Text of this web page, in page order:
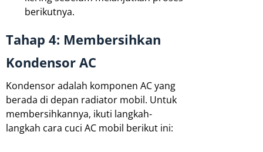
berikutnya.
Tahap 4: Membersihkan
Kondensor AC
Kondensor adalah komponen AC yang
berada di depan radiator mobil. Untuk
membersihkannya, ikuti langkah-
langkah cara cuci AC mobil berikut ini: